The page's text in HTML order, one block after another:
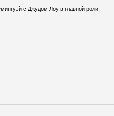
с Джудом Лоу в главной роли.